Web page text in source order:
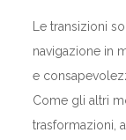
Le transizioni
navigazione in
e
Come gli altri
trasformazioni,